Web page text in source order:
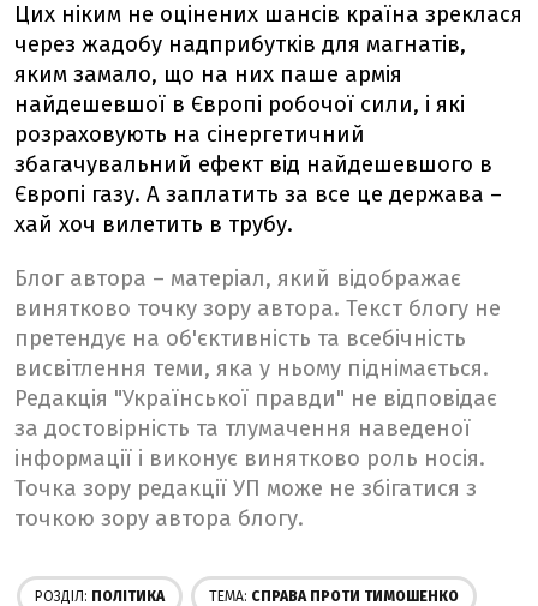
Цих ніким не оцінених шансів країна зреклася
через жадобу надприбутків для магнатів,
яким замало, що на них паше армія
найдешевшої в Європі робочої сили, і які
розраховують на сінергетичний
збагачувальний ефект від найдешевшого в
Європі газу. А заплатить за все це держава –
хай хоч вилетить в трубу.
Блог автора – матеріал, який відображає
винятково точку зору автора. Текст блогу не
претендує на об'єктивність та всебічність
висвітлення теми, яка у ньому піднімається.
Редакція "Української правди" не відповідає
за достовірність та тлумачення наведеної
інформації і виконує винятково роль носія.
Точка зору редакції УП може не збігатися з
точкою зору автора блогу.
РОЗДІЛ: ПОЛІТИКА ТЕМА: СПРАВА ПРОТИ ТИМОШЕНКО